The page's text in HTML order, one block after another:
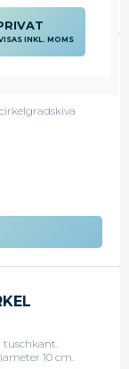
tuschkant.
10 cm.
INKL. MOMS